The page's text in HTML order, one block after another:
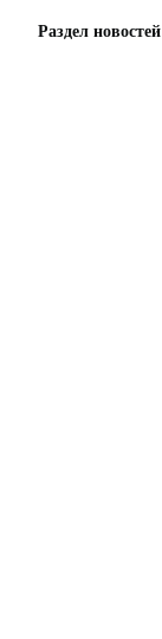
Раздел новостей